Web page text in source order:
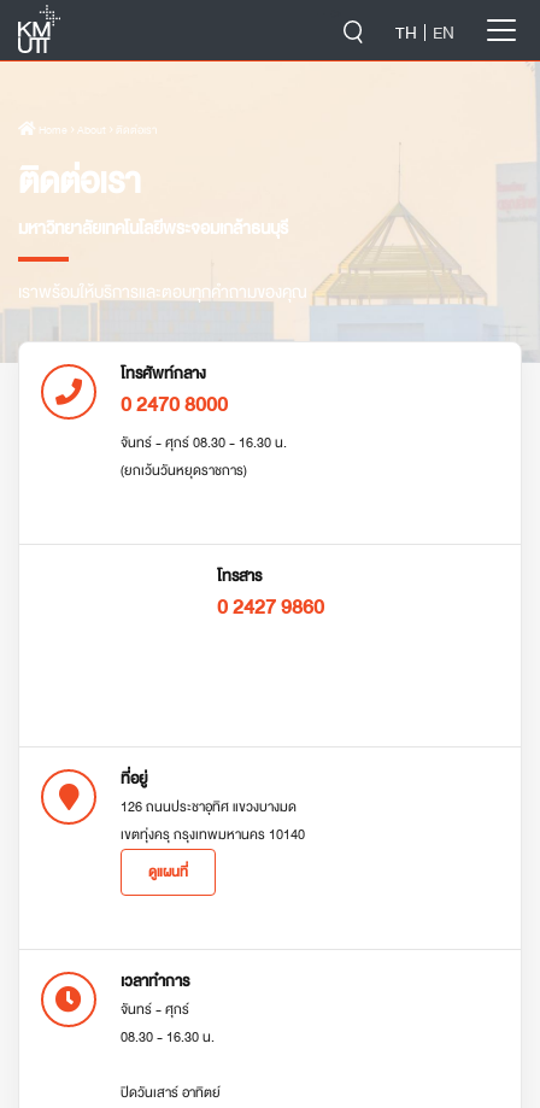
TH EN
Home › About › ติดต่อเรา
ติดต่อเรา
มหาวิทยาลัยเทคโนโลยีพระจอมเกล้าธนบุรี
เราพร้อมให้บริการและตอบทุกคำถามของคุณ
โทรศัพท์กลาง
0 2470 8000
จันทร์ - ศุกร์ 08.30 - 16.30 น.
(ยกเว้นวันหยุดราชการ)
โทรสาร
0 2427 9860
ที่อยู่
126 ถนนประชาอุทิศ แขวงบางมด
เขตทุ่งครุ กรุงเทพมหานคร 10140
ดูแผนที่
เวลาทำการ
จันทร์ - ศุกร์
08.30 - 16.30 น.
ปิดวันเสาร์ อาทิตย์